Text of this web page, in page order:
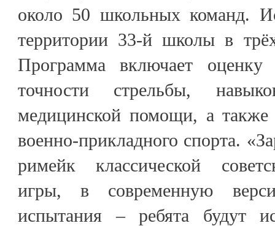
около 50 школьных команд.
территории 33-й школы в
Программа включает оценку
точности стрельбы,
медицинской помощи, а также
военно-прикладного спорта.
римейк классической
игры, в современную
испытания – ребята будут